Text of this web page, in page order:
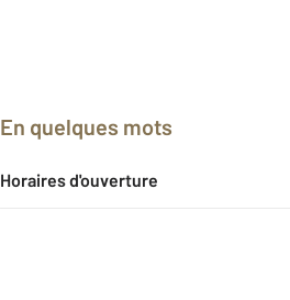
En quelques mots
Horaires d'ouverture